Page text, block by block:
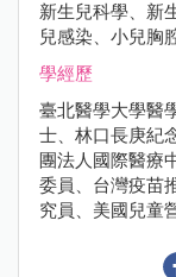
新生兒科學、新
兒感染、小兒胸
學經歷
臺北醫學大學醫
士、林口長庚紀
團法人國際醫療
委員、台灣疫苗
究員、美國兒童